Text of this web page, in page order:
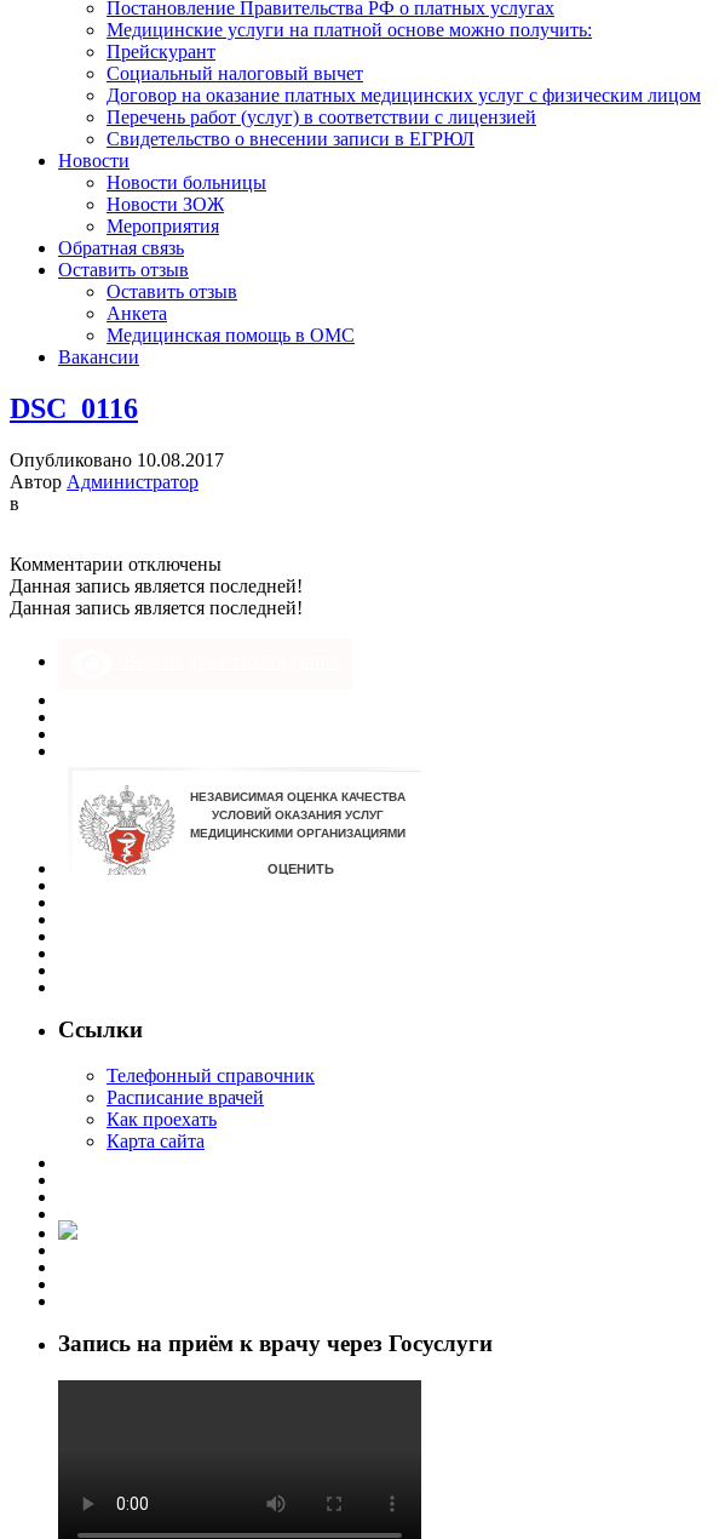
Постановление Правительства РФ о платных услугах
Медицинские услуги на платной основе можно получить:
Прейскурант
Социальный налоговый вычет
Договор на оказание платных медицинских услуг с физическим лицом
Перечень работ (услуг) в соответствии с лицензией
Свидетельство о внесении записи в ЕГРЮЛ
Новости
Новости больницы
Новости ЗОЖ
Мероприятия
Обратная связь
Оставить отзыв
Оставить отзыв
Анкета
Медицинская помощь в ОМС
Вакансии
DSC_0116
Опубликовано 10.08.2017
Автор Администратор
в
Комментарии к
записи
DSC_0116
отключены
Данная запись является последней!
Данная запись является последней!
Ссылки
Телефонный справочник
Расписание врачей
Как проехать
Карта сайта
Запись на приём к врачу через Госуслуги